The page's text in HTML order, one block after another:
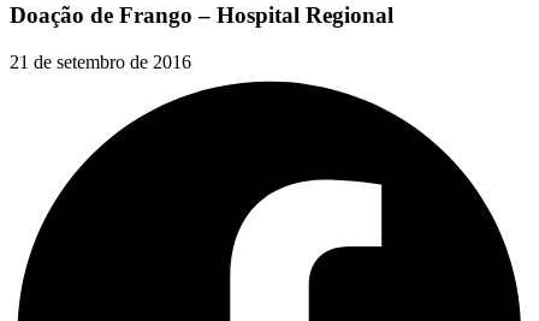
Doação de Frango – Hospital Regional
21 de setembro de 2016